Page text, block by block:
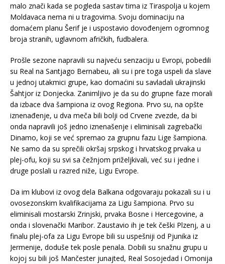
malo znači kada se pogleda sastav tima iz Tiraspolja u kojem
Moldavaca nema ni u tragovima. Svoju dominaciju na
domaćem planu Šerif je i uspostavio dovođenjem ogromnog
broja stranih, uglavnom afričkih, fudbalera.
Prošle sezone napravili su najveću senzaciju u Evropi, pobedili
su Real na Santjago Bernabeu, ali su i pre toga uspeli da slave
u jednoj utakmici grupe, kao domaćini su savladali ukrajinski
Šahtjor iz Donjecka. Zanimljivo je da su do grupne faze morali
da izbace dva šampiona iz ovog Regiona. Prvo su, na opšte
iznenađenje, u dva meča bili bolji od Crvene zvezde, da bi
onda napravili još jedno iznenašenje i eliminisali zagrebački
Dinamo, koji se već spremao za grupnu fazu Lige šampiona.
Ne samo da su sprečili okršaj srpskog i hrvatskog prvaka u
plej-ofu, koji su svi sa čežnjom priželjkivali, već su i jedne i
druge poslali u razred niže, Ligu Evrope.
Da im klubovi iz ovog dela Balkana odgovaraju pokazali su i u
ovosezonskim kvalifikacijama za Ligu šampiona. Prvo su
eliminisali mostarski Zrinjski, prvaka Bosne i Hercegovine, a
onda i slovenački Maribor. Zaustavio ih je tek češki Plzenj, a u
finalu plej-ofa za Ligu Evrope bili su uspešniji od Pjunika iz
Jermenije, doduše tek posle penala. Dobili su snažnu grupu u
kojoj su bili još Mančester junajted, Real Sosojedad i Omonija